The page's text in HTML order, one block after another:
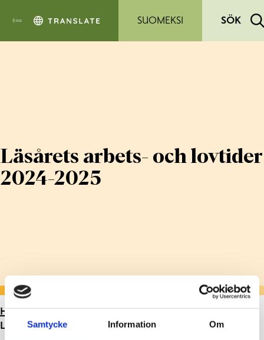
Samtycke Information Om
SUOMEKSI
SÖK
Läsårets arbets- och lovtider
2024-2025
HEM>ARTIKLAR>LÄSÅRETS ARBETS- OCH
LOVTIDER 2024-2025